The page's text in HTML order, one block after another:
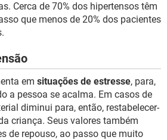
Cerca de 70% dos hipertensos têm
que menos de 20% dos pacientes
em situações de estresse, para,
a pessoa se acalma. Em casos de
diminui para, então, restabelecer-
criança. Seus valores também
de repouso, ao passo que muito